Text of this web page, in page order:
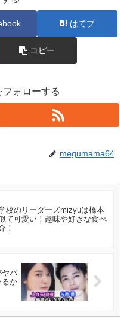
はてブ
コピー
ォローする
megumama64
校のリーダーズmizyuは橋本
て可愛い！趣味や好きな食べ
！
ヤバ
るか